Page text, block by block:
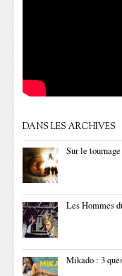
DANS LES ARCHIVES
Sur le
Les Hommes
Mikado : 3